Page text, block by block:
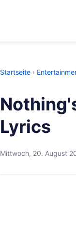
Startseite ›
Lyrics
Mittwoch, 20. August